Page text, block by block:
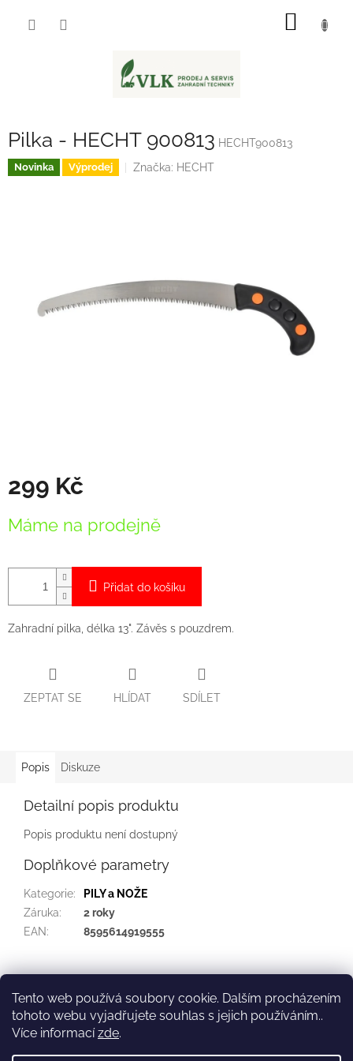
Tento web používá soubory cookie. Dalším procházením
tohoto webu vyjadřujete souhlas s jejich používáním..
Více informacízde.
Pilka - HECHT 900813 HECHT900813
Novinka Výprodej Značka: HECHT
299 Kč
cena:
Máme na prodejně
Přidat do košíku
Zahradní pilka, délka 13". Závěs s pouzdrem.
ZEPTAT SE HLÍDAT SDÍLET
Popis Diskuze
Detailní popis produktu
Popis produktu není dostupný
Doplňkové parametry
Kategorie:
PILY a NOŽE
Záruka:
2 roky
EAN: 8595614919555
Z
Kontakt Služby